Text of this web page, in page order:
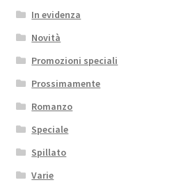
In evidenza
Novità
Promozioni speciali
Prossimamente
Romanzo
Speciale
Spillato
Varie